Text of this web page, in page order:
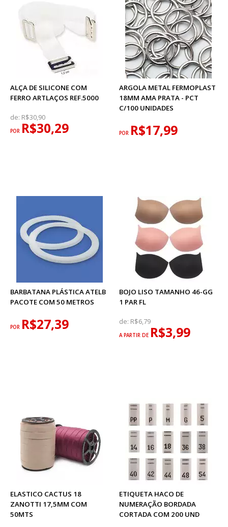
ALÇA DE SILICONE COM
FERRO ARTLAÇOS REF.5000
de: R$30,90
POR R$30,29
ARGOLA METAL FERMOPLAST
18MM AMA PRATA - PCT
C/100 UNIDADES
POR R$17,99
BARBATANA PLÁSTICA ATELB
PACOTE COM 50 METROS
POR R$27,39
BOJO LISO TAMANHO 46-GG
1 PAR FL
de: R$6,79
A PARTIR DE R$3,99
ELASTICO CACTUS 18
ZANOTTI 17,5MM COM
50MTS
ETIQUETA HACO DE
NUMERAÇÃO BORDADA
CORTADA COM 200 UND